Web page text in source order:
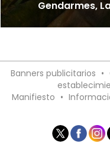
Gendarmes,
Banners publicitarios •
Manifiesto •